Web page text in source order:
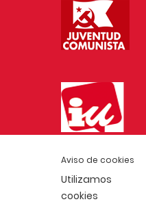
Aviso de cookies
Utilizamos
cookies